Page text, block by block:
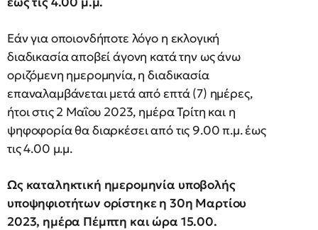
Εάν για οποιονδήποτε λόγο η εκλογική
διαδικασία αποβεί άγονη κατά την ως άνω
οριζόμενη ημερομηνία, η διαδικασία
επαναλαμβάνεται μετά από επτά (7) ημέρες,
ήτοι στις 2 Μαΐου 2023, ημέρα Τρίτη και η
ψηφοφορία θα διαρκέσει από τις 9.00 π.μ. έως
τις 4.00 μ.μ.
Ως καταληκτική ημερομηνία υποβολής
υποψηφιοτήτων ορίστηκε η 30η Μαρτίου
2023, ημέρα Πέμπτη και ώρα 15.00.